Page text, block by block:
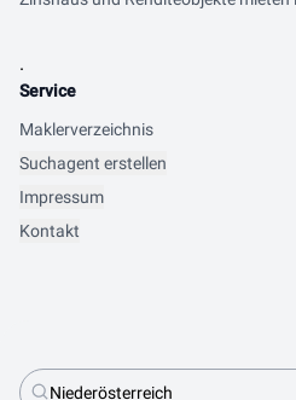
.
Service
Maklerverzeichnis
Suchagent erstellen
Impressum
Kontakt